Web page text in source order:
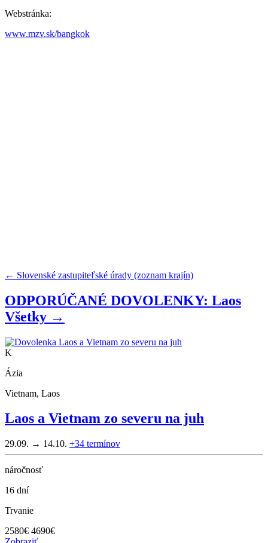
Webstránka:
www.mzv.sk/bangkok
← Slovenské zastupiteľské úrady (zoznam krajín)
ODPORÚČANÉ DOVOLENKY: Laos
Všetky →
K
Ázia
Vietnam, Laos
Laos a Vietnam zo severu na juh
29.09. → 14.10. +34 termínov
náročnosť
16 dní
Trvanie
2580€ 4690€